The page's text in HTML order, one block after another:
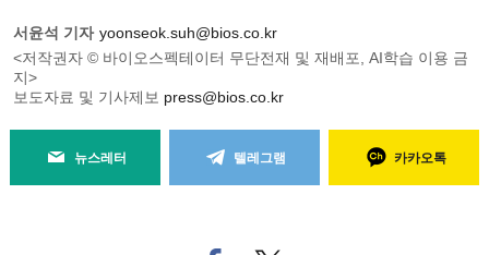
서윤석 기자 yoonseok.suh@bios.co.kr
<저작권자 © 바이오스펙테이터 무단전재 및 재배포, AI학습 이용 금
지>
보도자료 및 기사제보 press@bios.co.kr
뉴스레터 텔레그램 카카오톡